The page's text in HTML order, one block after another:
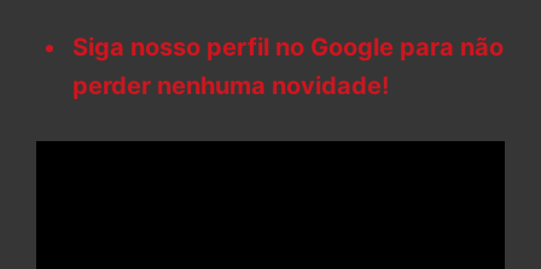
Siga nosso perfil no Google para não
perder nenhuma novidade!